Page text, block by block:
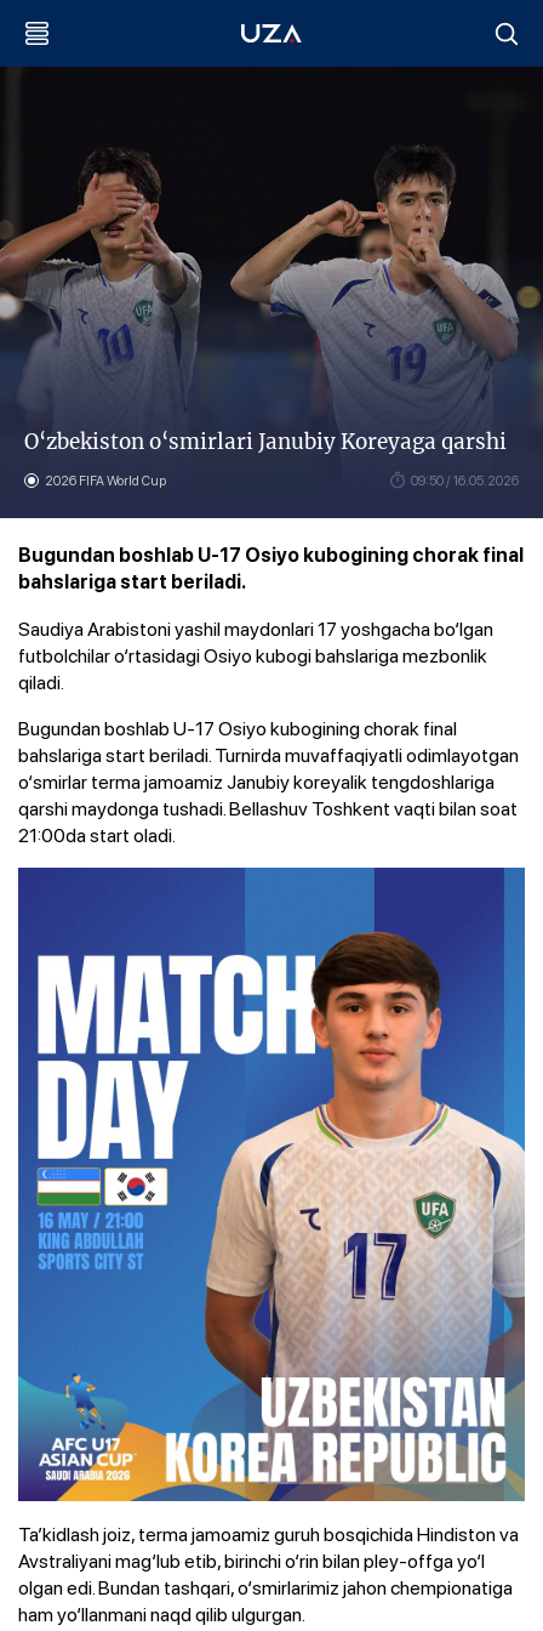
O‘zbekiston o‘smirlari Janubiy Koreyaga qarshi
2026 FIFA World Cup 09:50 / 16.05.2026
Bugundan boshlab U-17 Osiyo kubogining chorak final
bahslariga start beriladi.
Saudiya Arabistoni yashil maydonlari 17 yoshgacha bo‘lgan
futbolchilar o‘rtasidagi Osiyo kubogi bahslariga mezbonlik
qiladi.
Bugundan boshlab U-17 Osiyo kubogining chorak final
bahslariga start beriladi. Turnirda muvaffaqiyatli odimlayotgan
o‘smirlar terma jamoamiz Janubiy koreyalik tengdoshlariga
qarshi maydonga tushadi. Bellashuv Toshkent vaqti bilan soat
21:00da start oladi.
Ta’kidlash joiz, terma jamoamiz guruh bosqichida Hindiston va
Avstraliyani mag‘lub etib, birinchi o‘rin bilan pley-offga yo‘l
olgan edi. Bundan tashqari, o‘smirlarimiz jahon chempionatiga
ham yo‘llanmani naqd qilib ulgurgan.